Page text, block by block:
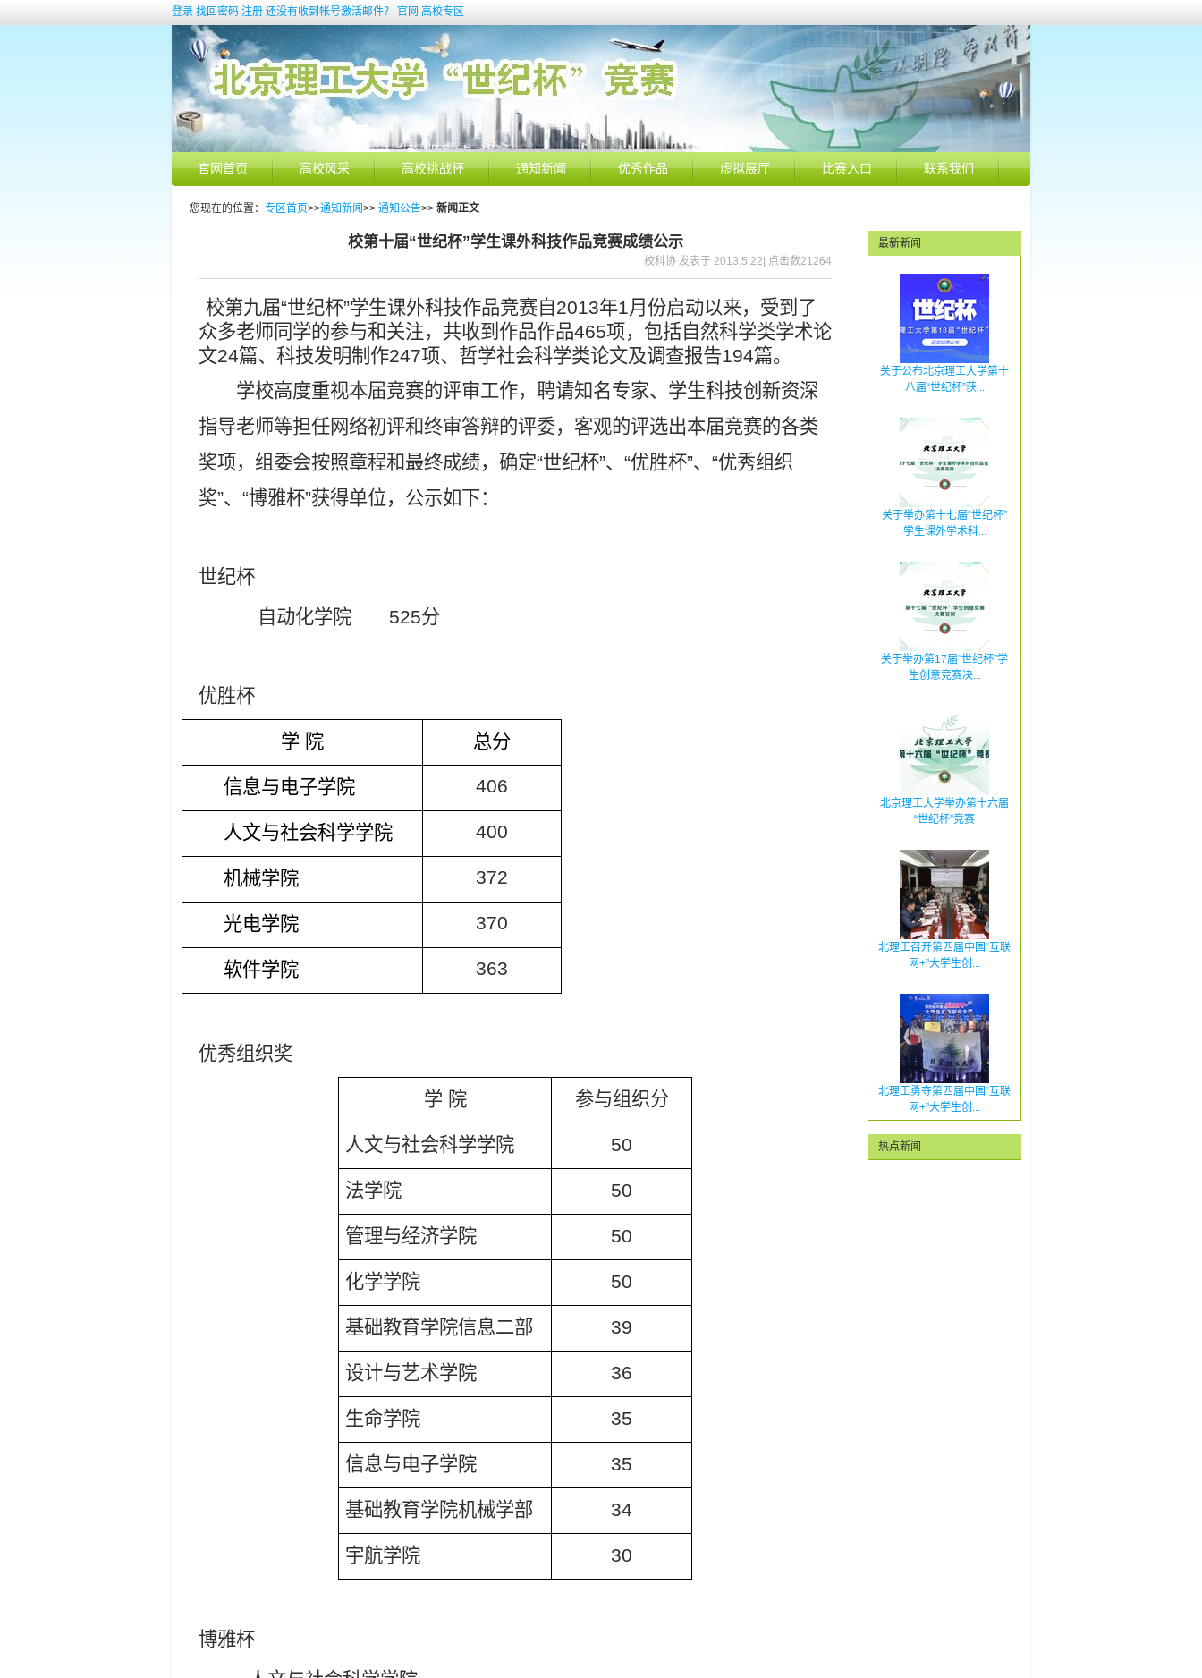
登录 找回密码 注册 还没有收到帐号激活邮件？ 官网 高校专区
官网首页 高校风采 高校挑战杯 通知新闻 优秀作品 虚拟展厅 比赛入口 联系我们
您现在的位置： 专区首页>>通知新闻>> 通知公告>> 新闻正文
校第十届“世纪杯”学生课外科技作品竞赛成绩公示
校科协 发表于 2013.5.22| 点击数21264
校第九届“世纪杯”学生课外科技作品竞赛自2013年1月份启动以来，受到了
众多老师同学的参与和关注，共收到作品作品465项，包括自然科学类学术论
文24篇、科技发明制作247项、哲学社会科学类论文及调查报告194篇。
学校高度重视本届竞赛的评审工作，聘请知名专家、学生科技创新资深
指导老师等担任网络初评和终审答辩的评委，客观的评选出本届竞赛的各类
奖项，组委会按照章程和最终成绩，确定“世纪杯”、“优胜杯”、“优秀组织
奖”、“博雅杯”获得单位，公示如下：
世纪杯
自动化学院 525分
优胜杯
学 院 总分
信息与电子学院 406
人文与社会科学学院 400
机械学院 372
光电学院 370
软件学院 363
优秀组织奖
学 院 参与组织分
人文与社会科学学院 50
法学院 50
管理与经济学院 50
化学学院 50
基础教育学院信息二部 39
设计与艺术学院 36
生命学院 35
信息与电子学院 35
基础教育学院机械学部 34
宇航学院 30
博雅杯
最新新闻
关于公布北京理工大学第十
八届“世纪杯”获...
关于举办第十七届“世纪杯”
学生课外学术科...
关于举办第17届“世纪杯”学
生创意竞赛决...
北京理工大学举办第十六届
“世纪杯”竞赛
北理工召开第四届中国“互联
网+”大学生创...
北理工勇夺第四届中国“互联
网+”大学生创...
热点新闻